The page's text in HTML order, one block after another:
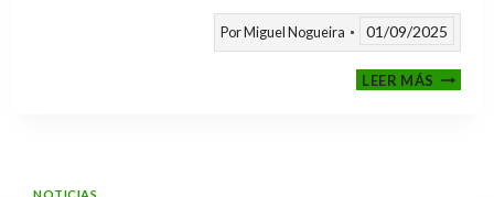
PorMiguel Nogueira 01/09/2025
LEER MÁSVI
NOTICIAS